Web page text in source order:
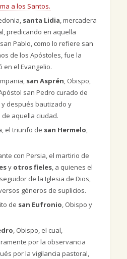
a los Santos.
santa Lidia, mercadera
predicando en aquella
Pablo, como lo refiere san
de los Apóstoles, fue la
en el Evangelio.
san Asprén, Obispo,
san Pedro curado de
después bautizado y
aquella ciudad.
el triunfo de san Hermelo,
con Persia, el martirio de
y otros fieles, a quienes el
de la Iglesia de Dios,
géneros de suplicios.
de san Eufronio, Obispo y
, Obispo, el cual,
por la observancia
por la vigilancia pastoral,